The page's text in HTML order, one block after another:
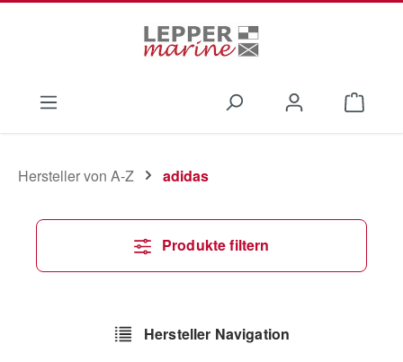
Hersteller von A-Z adidas
Produkte filtern
Hersteller Navigation